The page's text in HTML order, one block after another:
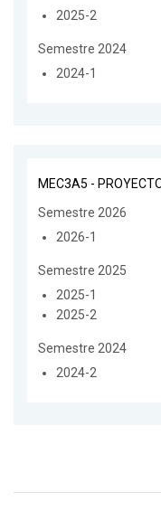
2025-2
Semestre 2024
2024-1
MEC3A5 -
Semestre 2026
2026-1
Semestre 2025
2025-1
2025-2
Semestre 2024
2024-2